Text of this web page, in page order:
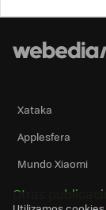
Xataka
Applesfera
Mundo Xiaomi
Otras